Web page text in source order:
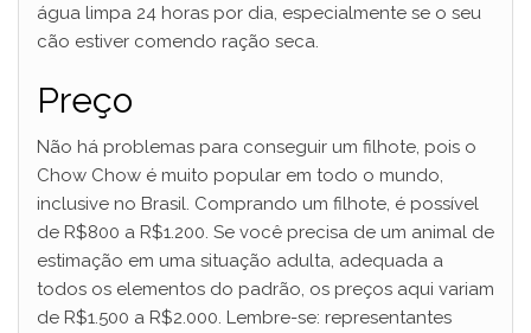
água limpa 24 horas por dia, especialmente se o seu
cão estiver comendo ração seca.
Preço
Não há problemas para conseguir um filhote, pois o
Chow Chow é muito popular em todo o mundo,
inclusive no Brasil. Comprando um filhote, é possível
de R$800 a R$1.200. Se você precisa de um animal de
estimação em uma situação adulta, adequada a
todos os elementos do padrão, os preços aqui variam
de R$1.500 a R$2.000. Lembre-se: representantes